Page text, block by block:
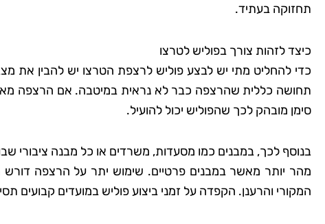
תחזוקה בעתיד.
כיצד לזהות צורך בפוליש לטרצו
כדי להחליט מתי יש לבצע פוליש לרצפת הטרצו יש להבין את
תחושה כללית שהרצפה כבר לא נראית במיטבה. אם הרצפה
סימן מובהק לכך שהפוליש יכול להועיל.
בנוסף לכך, במבנים כמו מסעדות, משרדים או כל מבנה ציבורי
מהר יותר מאשר במבנים פרטיים. שימוש יתר על הרצפה
המקורי והרענן. הקפדה על זמני ביצוע פוליש במועדים קבועים
שמרית
רמת גן